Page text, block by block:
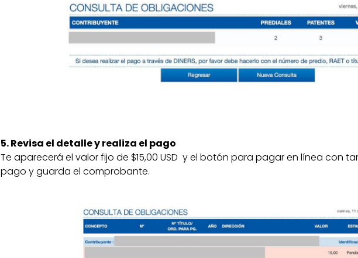
5. Revisa el detalle y realiza el pago
Te aparecerá el valor fijo de $15,00 USD y el botón para pagar en línea con
pago y guarda el comprobante.